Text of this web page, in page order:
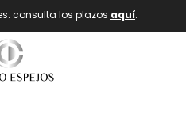
consulta los plazos aquí.